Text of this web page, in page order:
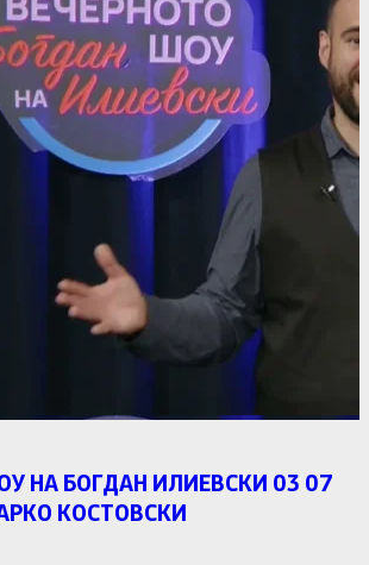
НА БОГДАН ИЛИЕВСКИ 03 07
КОСТОВСКИ